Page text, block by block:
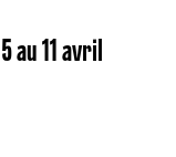
au 11 avril